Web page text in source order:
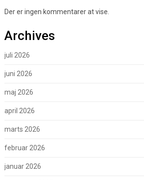
Der er ingen kommentarer at vise.
Archives
juli 2026
juni 2026
maj 2026
april 2026
marts 2026
februar 2026
januar 2026